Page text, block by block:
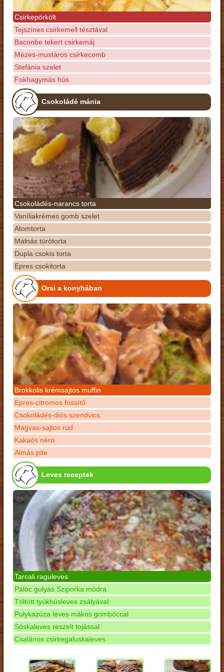
Csirkepörkölt
Tejszínes csirkemell tésztával
Baconbe tekert csirkemáj
Mézes-mustáros csirkecomb
Stefánia szelet
Fokhagymás hús
Csokoládé mánia
Csokoládés-narancs torta
Vaníliakrémes gomb szelet
Atomtorta
Málnás túrótorta
Dupla csokis torta
Epres csokitorta
Orsi a konyhában
Brokkolis krémsajtos muffin
Epres-citromos frissítő
Csokoládés-diós szendvics
Magvas-sajtos rúd
Kakaós néró
Almás pite
Leves receptek
Tarcali raguleves
Palóc gulyás Sziporka módra
Töltött tyúkhúsleves zsályával
Pulykazúza leves mákos gombóccal
Sóskaleves reszelt tojással
Csalános csirkegaluskaleves